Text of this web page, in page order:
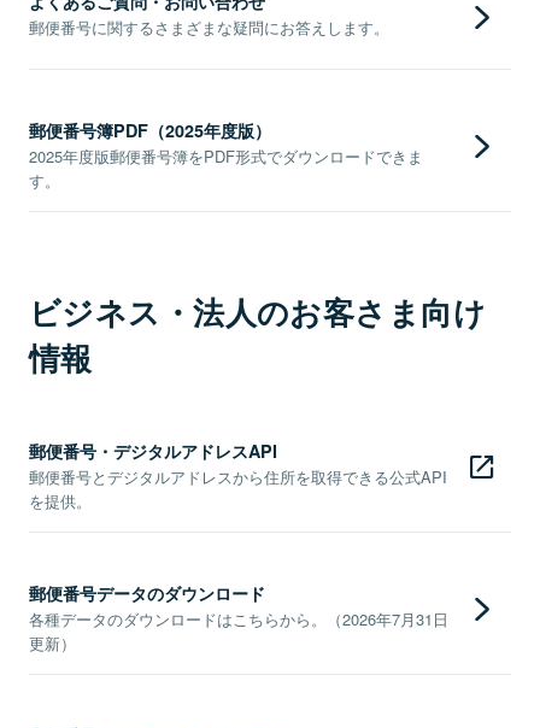
郵便番号に関するさまざまな疑問にお答えします。
郵便番号簿PDF（2025年度版）
2025年度版郵便番号簿をPDF形式でダウンロードできま
す。
ビジネス・法人のお客さま向け
情報
郵便番号・デジタルアドレスAPI
郵便番号とデジタルアドレスから住所を取得できる公式API
を提供。
郵便番号データのダウンロード
各種データのダウンロードはこちらから。（2026年7月31日
更新）